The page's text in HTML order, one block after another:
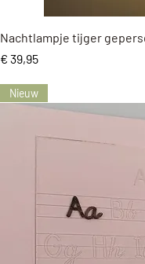
Nachtlampje tijger
Prijs
€ 39,95
Nieuw